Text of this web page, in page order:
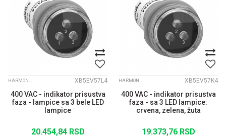
HARMONY XB5 XB5EV57L4
400 VAC - indikator prisustva
faza - lampice sa 3 bele LED
lampice
20.454,84 RSD
HARMONY XB5 XB5EV57K4
400 VAC - indikator prisustva
faza - sa 3 LED lampice:
crvena, zelena, žuta
19.373,76 RSD